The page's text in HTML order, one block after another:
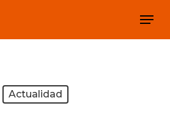
Menu
Actualidad
Close